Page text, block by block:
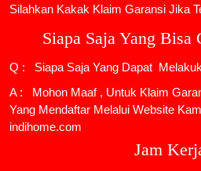
Silahkan Kakak Klaim Garansi Jika
Siapa Saja Yang Bisa
Q : Siapa Saja Yang Dapat
A : Mohon Maaf , Untuk Klaim
Yang Mendaftar Melalui Website
indihome.com
Jam